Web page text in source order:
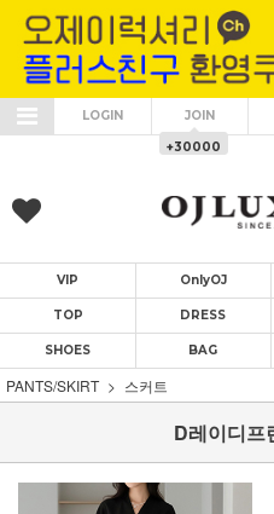
LOGIN JOIN
+30000
VIP OnlyOJ
TOP DRESS
SHOES BAG
PANTS/SKIRT 스커트
D레이디프